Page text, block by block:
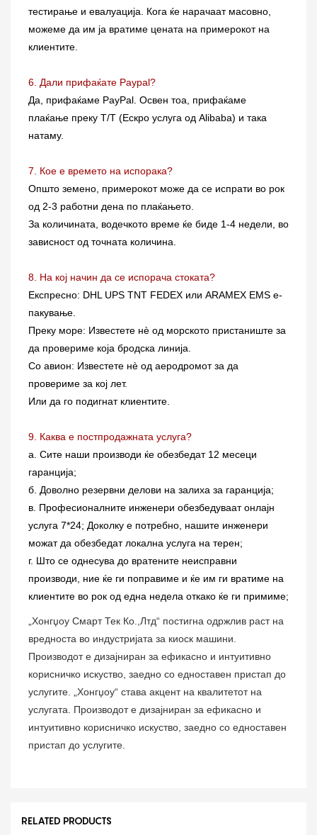
тестирање и евалуација. Кога ќе нарачаат масовно,
можеме да им ја вратиме цената на примерокот на
клиентите.
6. Дали прифаќате Paypal?
Да, прифаќаме PayPal. Освен тоа, прифаќаме
плаќање преку T/T (Ескро услуга од Alibaba) и така
натаму.
7. Кое е времето на испорака?
Општо земено, примерокот може да се испрати во рок
од 2-3 работни дена по плаќањето.
За количината, водечкото време ќе биде 1-4 недели, во
зависност од точната количина.
8. На кој начин да се испорача стоката?
Експресно: DHL UPS TNT FEDEX или ARAMEX EMS е-
пакување.
Преку море: Известете нè од морското пристаниште за
да провериме која бродска линија.
Со авион: Известете нè од аеродромот за да
провериме за кој лет.
Или да го подигнат клиентите.
9. Каква е постпродажната услуга?
а. Сите наши производи ќе обезбедат 12 месеци
гаранција;
б. Доволно резервни делови на залиха за гаранција;
в. Професионалните инженери обезбедуваат онлајн
услуга 7*24; Доколку е потребно, нашите инженери
можат да обезбедат локална услуга на терен;
г. Што се однесува до вратените неисправни
производи, ние ќе ги поправиме и ќе им ги вратиме на
клиентите во рок од една недела откако ќе ги примиме;
„Хонгџоу Смарт Тек Ко.,Лтд“ постигна одржлив раст на
вредноста во индустријата за киоск машини.
Производот е дизајниран за ефикасно и интуитивно
корисничко искуство, заедно со едноставен пристап до
услугите. „Хонгџоу“ става акцент на квалитетот на
услугата. Производот е дизајниран за ефикасно и
интуитивно корисничко искуство, заедно со едноставен
пристап до услугите.
RELATED PRODUCTS